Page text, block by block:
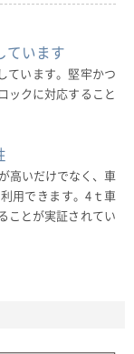
ています
ています。堅牢かつ
ックに対応すること
高いだけでなく、車
用できます。4ｔ車
ことが実証されてい